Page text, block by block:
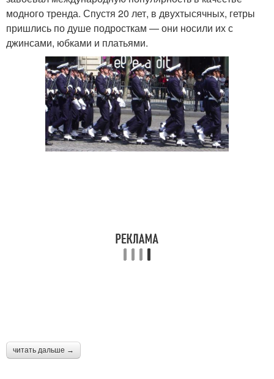
модного тренда. Спустя 20 лет, в двухтысячных, гетры
пришлись по душе подросткам — они носили их с
джинсами, юбками и платьями.
читать дальше →